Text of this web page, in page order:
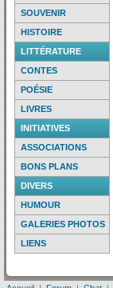
SOUVENIR
HISTOIRE
LITTÉRATURE
CONTES
POÉSIE
LIVRES
INITIATIVES
ASSOCIATIONS
BONS PLANS
DIVERS
HUMOUR
GALERIES PHOTOS
LIENS